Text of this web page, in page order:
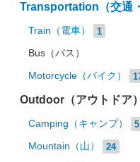
Transportation（交通
Train（電車） 1
Bus（バス）
Motorcycle（バイク）
Outdoor（アウトドア）
Camping（キャンプ） 5
Mountain（山） 24